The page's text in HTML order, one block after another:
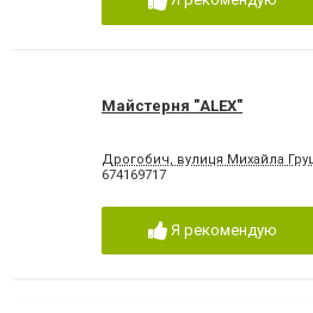
Майстерня "ALEX"
Дрогобич, вулиця Михайла
674169717
Я рекомендую